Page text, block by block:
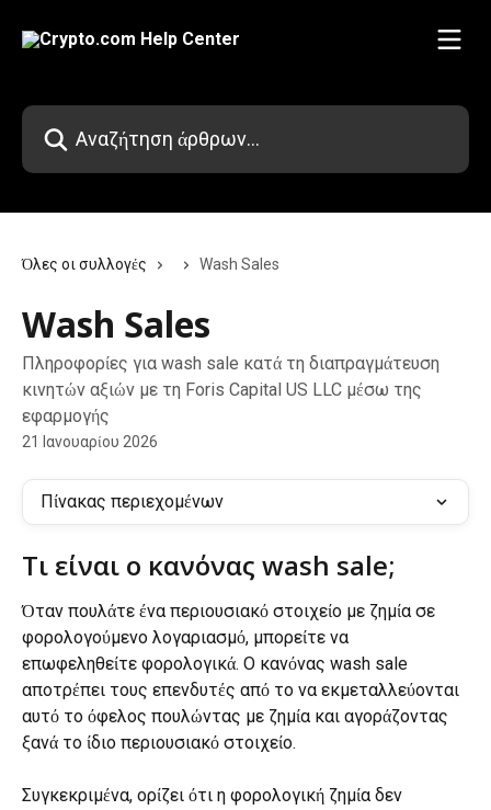
Αναζήτηση άρθρων...
Όλες οι συλλογές Wash Sales
Wash Sales
Πληροφορίες για wash sale κατά τη διαπραγμάτευση
κινητών αξιών με τη Foris Capital US LLC μέσω της
εφαρμογής
21 Ιανουαρίου 2026
Πίνακας περιεχομένων
Τι είναι ο κανόνας wash sale;
Όταν πουλάτε ένα περιουσιακό στοιχείο με ζημία σε
φορολογούμενο λογαριασμό, μπορείτε να
επωφεληθείτε φορολογικά. Ο κανόνας wash sale
αποτρέπει τους επενδυτές από το να εκμεταλλεύονται
αυτό το όφελος πουλώντας με ζημία και αγοράζοντας
ξανά το ίδιο περιουσιακό στοιχείο.
Συγκεκριμένα, ορίζει ότι η φορολογική ζημία δεν